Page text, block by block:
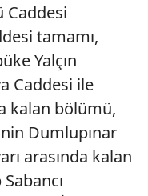
Caddesi
tamamı,
Yalçın
Caddesi ile
kalan bölümü,
Dumlupınar
arasında kalan